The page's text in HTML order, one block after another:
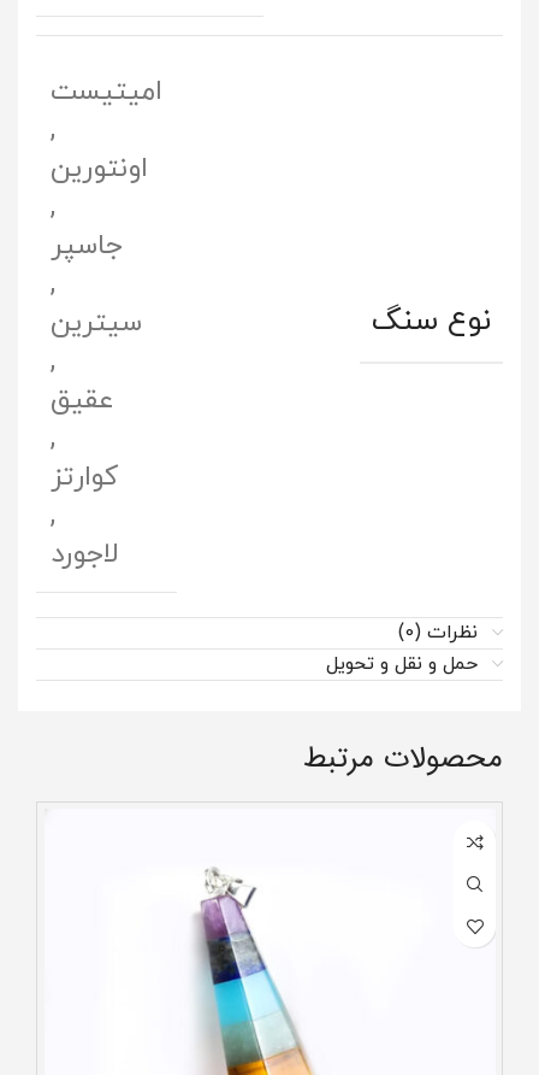
نوع سنگ
امیتیست
,
اونتورین
,
جاسپر
,
سیترین
,
عقیق
,
کوارتز
,
لاجورد
نظرات (0)
حمل و نقل و تحویل
محصولات مرتبط